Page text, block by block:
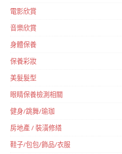
電影欣賞
音樂欣賞
身體保養
保養彩妝
美髮髮型
眼睛保養檢測相關
健身/跳舞/瑜珈
房地產 / 裝潢修繕
鞋子/包包/飾品/衣服